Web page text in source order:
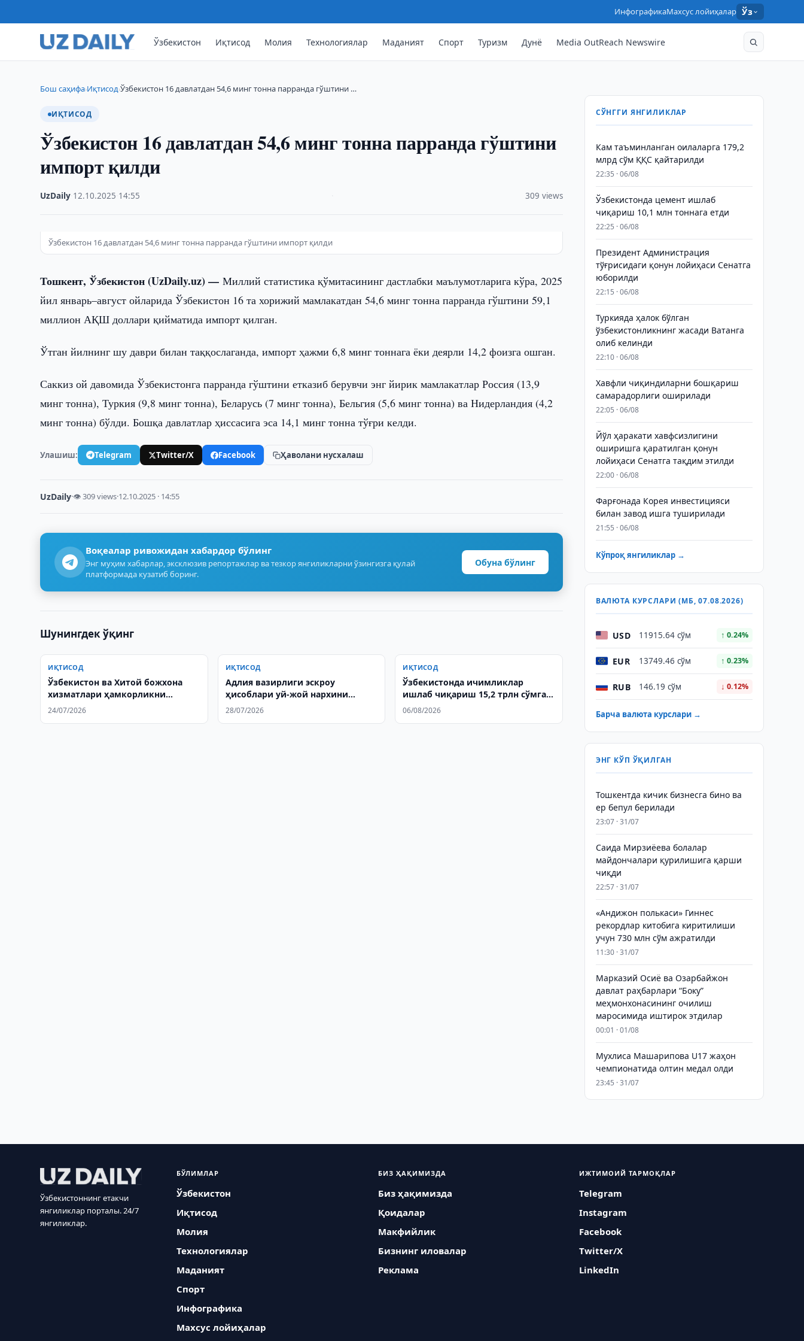
ИнфографикаМахсус лойиҳалар Ўз
Ўзбекистон Иқтисод Молия Технологиялар Маданият Спорт Туризм Дунё Media OutReach Newswire
Бош саҳифа›Иқтисод›Ўзбекистон 16 давлатдан 54,6 минг тонна парранда гўштини …
ИҚТИСОД
Ўзбекистон 16 давлатдан 54,6 минг тонна парранда гўштини
импорт қилди
UzDaily 12.10.2025 14:55 309 views
Ўзбекистон 16 давлатдан 54,6 минг тонна парранда гўштини импорт қилди
Тошкент, Ўзбекистон (UzDaily.uz) —Миллий статистика қўмитасининг дастлабки маълумотларига кўра, 2025
йил январь–август ойларида Ўзбекистон 16 та хорижий мамлакатдан 54,6 минг тонна парранда гўштини 59,1
миллион АҚШ доллари қийматида импорт қилган.
Ўтган йилнинг шу даври билан таққослаганда, импорт ҳажми 6,8 минг тоннага ёки деярли 14,2 фоизга ошган.
Саккиз ой давомида Ўзбекистонга парранда гўштини етказиб берувчи энг йирик мамлакатлар Россия (13,9
минг тонна), Туркия (9,8 минг тонна), Беларусь (7 минг тонна), Бельгия (5,6 минг тонна) ва Нидерландия (4,2
минг тонна) бўлди. Бошқа давлатлар ҳиссасига эса 14,1 минг тонна тўғри келди.
Улашиш: Telegram Twitter/X Facebook Ҳаволани нусхалаш
UzDaily·👁 309 views·12.10.2025 · 14:55
Воқеалар ривожидан хабардор бўлинг
Энг муҳим хабарлар, эксклюзив репортажлар ва тезкор янгиликларни ўзингизга қулай
платформада кузатиб боринг.
Обуна бўлинг
Шунингдек ўқинг
ИҚТИСОД
Ўзбекистон ва Хитой божхона
хизматлари ҳамкорликни
кенгайтиради
24/07/2026
ИҚТИСОД
Адлия вазирлиги эскроу
ҳисоблари уй-жой нархини
ошириши мумкинлигини
28/07/2026
ИҚТИСОД
Ўзбекистонда ичимликлар
ишлаб чиқариш 15,2 трлн сўмга
етди
06/08/2026
СЎНГГИ ЯНГИЛИКЛАР
Кам таъминланган оилаларга 179,2
млрд сўм ҚҚС қайтарилди
22:35 · 06/08
Ўзбекистонда цемент ишлаб
чиқариш 10,1 млн тоннага етди
22:25 · 06/08
Президент Администрация
тўғрисидаги қонун лойиҳаси Сенатга
юборилди
22:15 · 06/08
Туркияда ҳалок бўлган
ўзбекистонликнинг жасади Ватанга
олиб келинди
22:10 · 06/08
Хавфли чиқиндиларни бошқариш
самарадорлиги оширилади
22:05 · 06/08
Йўл ҳаракати хавфсизлигини
оширишга қаратилган қонун
лойиҳаси Сенатга тақдим этилди
22:00 · 06/08
Фарғонада Корея инвестицияси
билан завод ишга туширилади
21:55 · 06/08
Кўпроқ янгиликлар →
ВАЛЮТА КУРСЛАРИ (МБ, 07.08.2026)
USD 11915.64 сўм ↑ 0.24%
EUR 13749.46 сўм ↑ 0.23%
RUB 146.19 сўм ↓ 0.12%
Барча валюта курслари →
ЭНГ КЎП ЎҚИЛГАН
Тошкентда кичик бизнесга бино ва
ер бепул берилади
23:07 · 31/07
Саида Мирзиёева болалар
майдончалари қурилишига қарши
чиқди
22:57 · 31/07
«Андижон полькаси» Гиннес
рекордлар китобига киритилиши
учун 730 млн сўм ажратилди
11:30 · 31/07
Марказий Осиё ва Озарбайжон
давлат раҳбарлари “Боку”
меҳмонхонасининг очилиш
маросимида иштирок этдилар
00:01 · 01/08
Мухлиса Машарипова U17 жаҳон
чемпионатида олтин медал олди
23:45 · 31/07
Ўзбекистоннинг етакчи
янгиликлар порталы. 24/7
янгиликлар.
БЎЛИМЛАР
Ўзбекистон
Иқтисод
Молия
Технологиялар
Маданият
Спорт
Инфографика
Махсус лойиҳалар
БИЗ ҲАҚИМИЗДА
Биз ҳақимизда
Қоидалар
Макфийлик
Бизнинг иловалар
Реклама
ИЖТИМОИЙ ТАРМОҚЛАР
Telegram
Instagram
Facebook
Twitter/X
LinkedIn